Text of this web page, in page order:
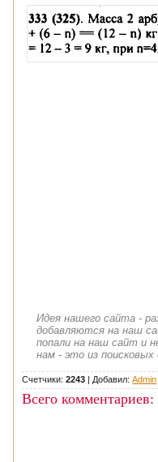
Идея нашего сайта -
добавляются на наш
попали на наш сайт и
нам - это из поисковых
Счетчики:2243 | Добавил:Admin
Всего комментариев: